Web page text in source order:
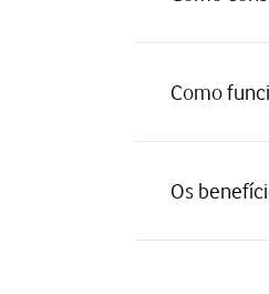
Como
Os